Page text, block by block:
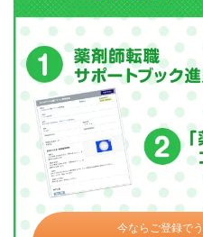
今ならご登録で